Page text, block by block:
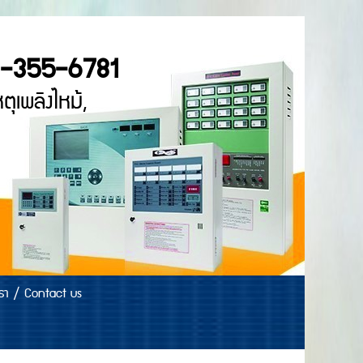
6781
ญาณแจ้งเหตุเพลิงไหม้,
า / Contact us